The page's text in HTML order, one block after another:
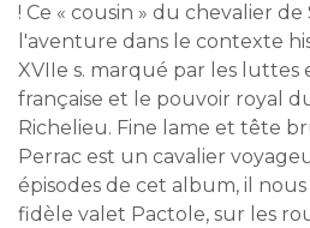
! Ce « cousin » du chevalier
l'aventure dans le contexte
XVIIe s. marqué par les luttes
française et le pouvoir royal
Richelieu. Fine lame et tête
Perrac est un cavalier
épisodes de cet album, il
fidèle valet Pactole, sur les